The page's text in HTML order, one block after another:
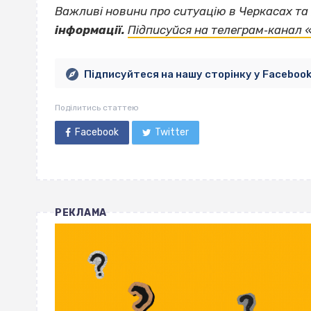
Важливі новини про ситуацію в Черкасах та
інформації. Підписуйся на
Підписуйтеся на нашу сторінку у Facebook
Поділитись статтею
Facebook Twitter
РЕКЛАМА